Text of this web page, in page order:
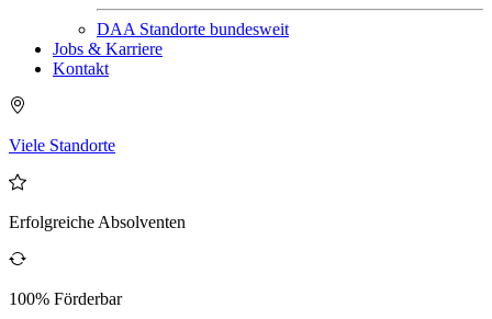
DAA Standorte bundesweit
Jobs & Karriere
Kontakt
Viele Standorte
Erfolgreiche Absolventen
100% Förderbar